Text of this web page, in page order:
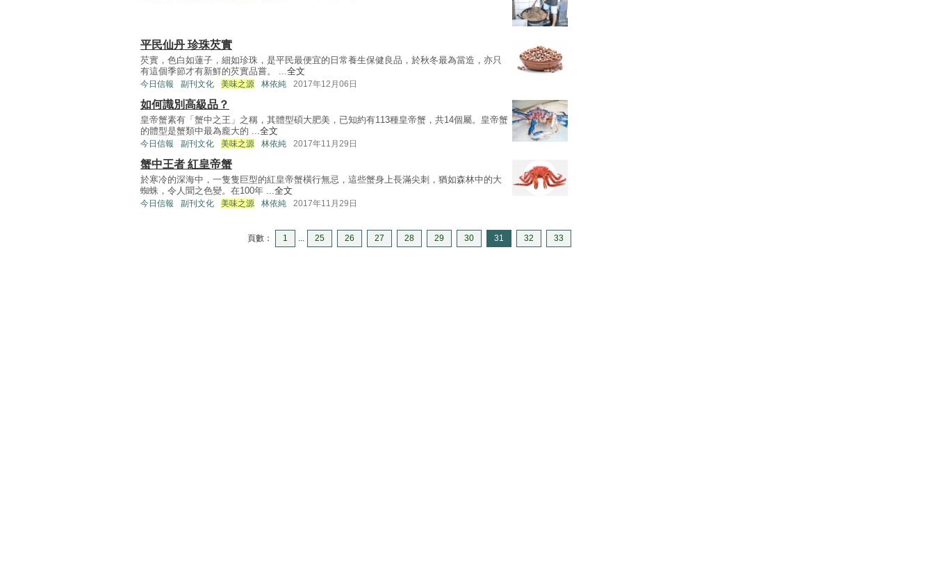
平民仙丹 珍珠芡實
芡實，色白如蓮子，細如珍珠，是平民最便宜的日常養生保健良品，於秋冬最為當造，亦只
有這個季節才有新鮮的芡實品嘗。 ...全文
今日信報 副刊文化 美味之源 林依純 2017年12月06日
如何識別高級品？
皇帝蟹素有「蟹中之王」之稱，其體型碩大肥美，已知約有113種皇帝蟹，共14個屬。皇帝蟹
的體型是蟹類中最為龐大的 ...全文
今日信報 副刊文化 美味之源 林依純 2017年11月29日
蟹中王者 紅皇帝蟹
於寒冷的深海中，一隻隻巨型的紅皇帝蟹橫行無忌，這些蟹身上長滿尖刺，猶如森林中的大
蜘蛛，令人聞之色變。在100年 ...全文
今日信報 副刊文化 美味之源 林依純 2017年11月29日
頁數： 1 ... 25 26 27 28 29 30 31 32 33